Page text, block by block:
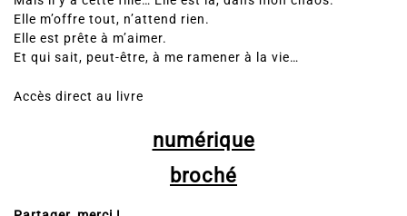
Elle m’offre tout, n’attend rien.
Elle est prête à m’aimer.
Et qui sait, peut-être, à me ramener à la vie…
Accès direct au livre
numérique
broché